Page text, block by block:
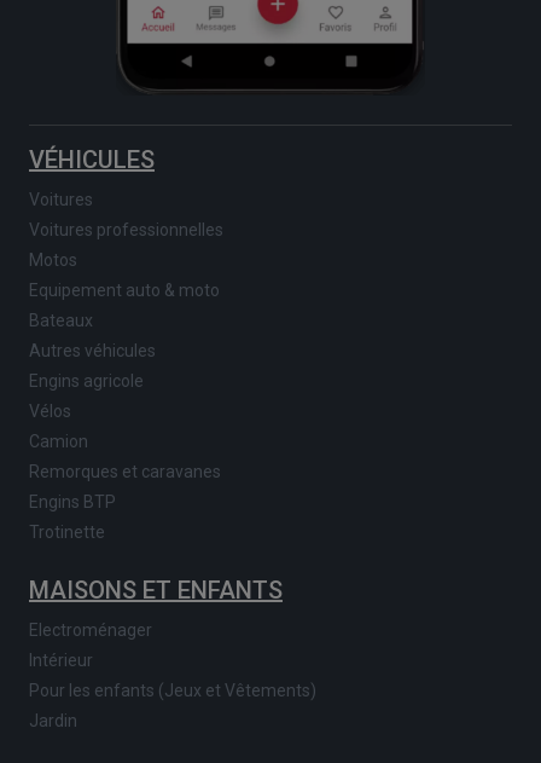
VÉHICULES
Voitures
Voitures professionnelles
Motos
Equipement auto & moto
Bateaux
Autres véhicules
Engins agricole
Vélos
Camion
Remorques et caravanes
Engins BTP
Trotinette
MAISONS ET ENFANTS
Electroménager
Intérieur
Pour les enfants (Jeux et Vêtements)
Jardin